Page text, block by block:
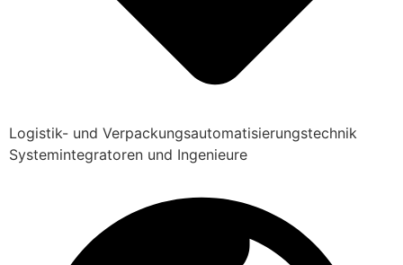
Logistik- und Verpackungsautomatisierungstechnik
Systemintegratoren und Ingenieure